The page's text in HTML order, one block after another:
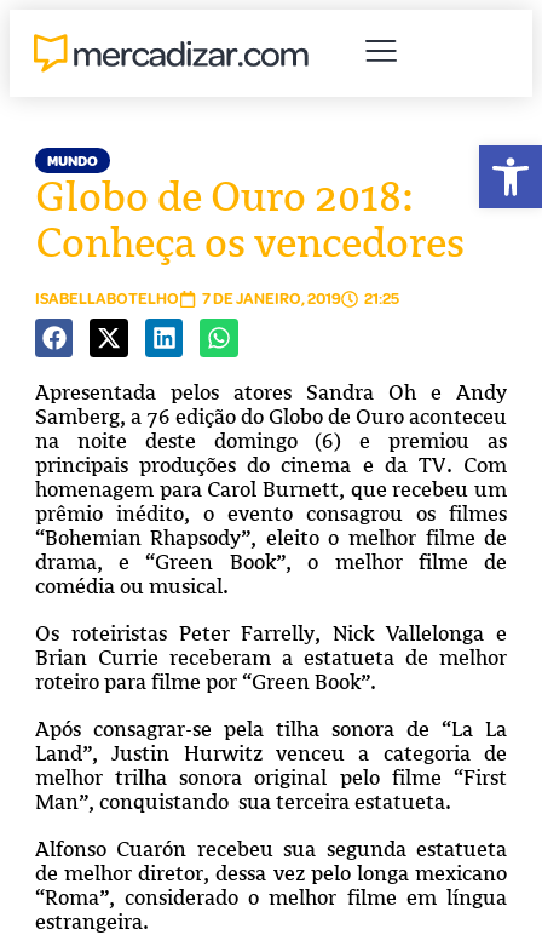
MUNDO
Globo de Ouro 2018:
Conheça os vencedores
ISABELLABOTELHO 7 DE JANEIRO, 2019 21:25
Apresentada pelos atores Sandra Oh e Andy
Samberg, a 76 edição do Globo de Ouro aconteceu
na noite deste domingo (6) e premiou as
principais produções do cinema e da TV. Com
homenagem para Carol Burnett, que recebeu um
prêmio inédito, o evento consagrou os filmes
“Bohemian Rhapsody”, eleito o melhor filme de
drama, e “Green Book”, o melhor filme de
comédia ou musical.
Os roteiristas Peter Farrelly, Nick Vallelonga e
Brian Currie receberam a estatueta de melhor
roteiro para filme por “Green Book”.
Após consagrar-se pela tilha sonora de “La La
Land”, Justin Hurwitz venceu a categoria de
melhor trilha sonora original pelo filme “First
Man”, conquistando sua terceira estatueta.
Alfonso Cuarón recebeu sua segunda estatueta
de melhor diretor, dessa vez pelo longa mexicano
“Roma”, considerado o melhor filme em língua
estrangeira.